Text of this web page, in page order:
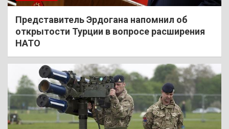
Представитель Эрдогана напомнил об
открытости Турции в вопросе расширения
НАТО